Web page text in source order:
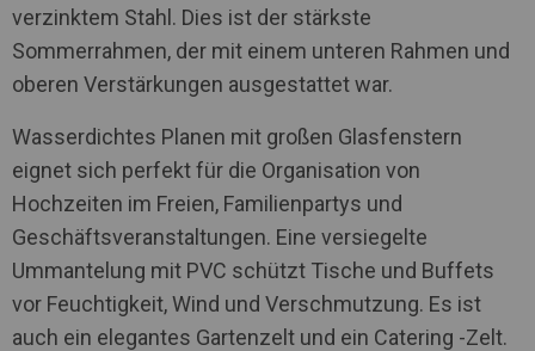
verzinktem Stahl. Dies ist der stärkste
Sommerrahmen, der mit einem unteren Rahmen und
oberen Verstärkungen ausgestattet war.
Wasserdichtes Planen mit großen Glasfenstern
eignet sich perfekt für die Organisation von
Hochzeiten im Freien, Familienpartys und
Geschäftsveranstaltungen. Eine versiegelte
Ummantelung mit PVC schützt Tische und Buffets
vor Feuchtigkeit, Wind und Verschmutzung. Es ist
auch ein elegantes Gartenzelt und ein Catering -Zelt.